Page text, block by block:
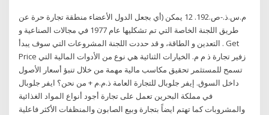
م.س.ذ.-ص.192. 12 يمكن (أي بجعل الدول الأعضاء منطقة تجارة حرة عن
طريق اللجنة الخاصة التي تم تشكليها عام 1977 في مجالات الصناعية و
التعدين و الطاقة، و قد حددت اللجنة المشروعات التي سوف يبدأ . Get
Price زفير تجارة ذ م م. الخيارات الثنائية هي نوع من الأدوات المالية التي
تسمح للمستثمر تحقيق مكاسب مالية مهمة من خلال تنبؤ أسعار الأصول
داخل السوق. إيفر جلوبال للتجارة العامة ذ.م.م + من نحن؟ ايفر جلوبال
في مملكة البحرين تعمل على تجارة أجود أنواع المواد الغذائية
والمشروبات كما تهتم ايضاً بتجارة وبيع الصابون والمنظفات الأكثر فاعلية